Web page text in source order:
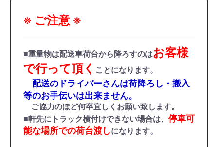
※ ご注意 ※
■重量物は配送車荷台から降ろすのはお客様
で行って頂く ことになります。
配送のドライバーさんは荷降ろし・搬入
等のお手伝いは出来ません。
ご協力のほど何卒宜しくお願い致します。
■軒先にトラック横付けできない場合は、 停車可
能な場所での荷台渡しになります。